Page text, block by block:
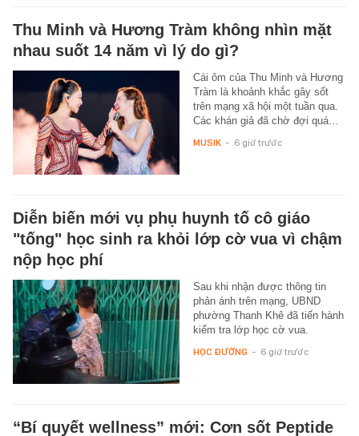
Thu Minh và Hương Tràm không nhìn mặt
nhau suốt 14 năm vì lý do gì?
Cái ôm của Thu Minh và Hương
Tràm là khoảnh khắc gây sốt
trên mạng xã hội một tuần qua.
Các khán giả đã chờ đợi quá…
MUSIK - 6 giờ trước
Diễn biến mới vụ phụ huynh tố cô giáo
"tống" học sinh ra khỏi lớp cờ vua vì chậm
nộp học phí
Sau khi nhận được thông tin
phản ánh trên mạng, UBND
phường Thanh Khê đã tiến hành
kiểm tra lớp học cờ vua.
HỌC ĐƯỜNG - 6 giờ trước
“Bí quyết wellness” mới: Cơn sốt Peptide